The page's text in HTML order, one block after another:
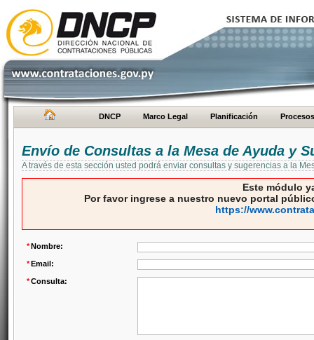
DNCP Marco Legal Planificación Procesos
Envío de Consultas a la Mesa de Ayuda y
A través de esta sección usted podrá enviar consultas y sugerencias a la
Este módulo
Por favor ingrese a nuestro nuevo portal
https://
*Nombre:
*Email:
*Consulta: